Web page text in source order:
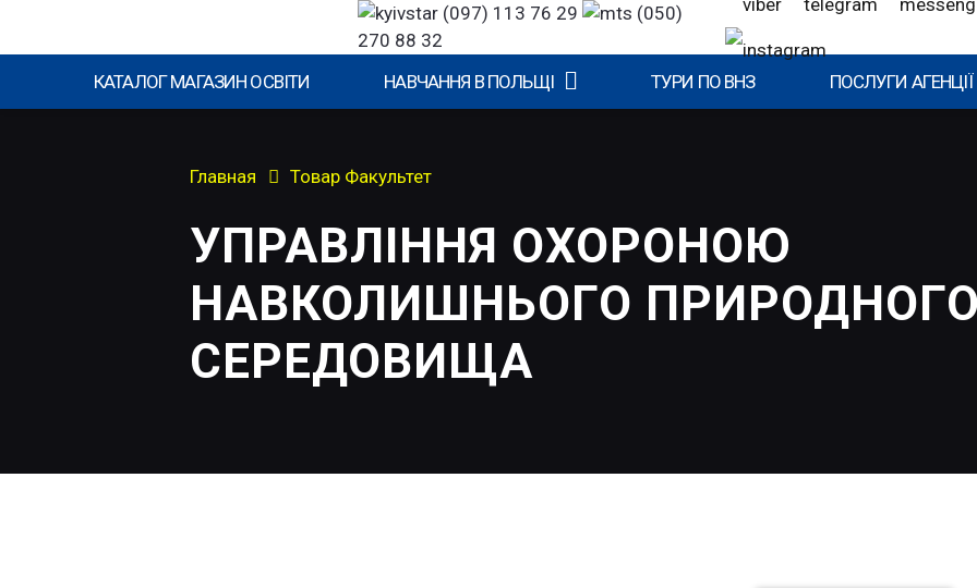
(097) 113 76 29
(050)
270 88 32
КАТАЛОГ МАГАЗИН ОСВІТИ
НАВЧАННЯ В ПОЛЬЩІ ТУРИ ПО ВНЗ ПОСЛУГИ АГЕНЦІЇ
Главная Товар Факультет
УПРАВЛІННЯ ОХОРОНОЮ
НАВКОЛИШНЬОГО
СЕРЕДОВИЩА